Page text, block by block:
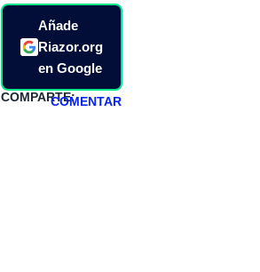
Añade
Riazor.org
en Google
COMPARTE:COMENTAR